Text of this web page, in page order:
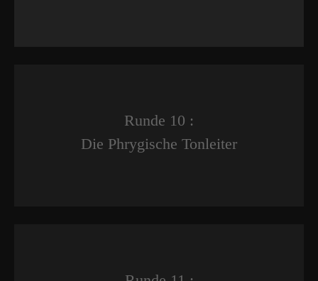
Runde 10 :
Die Phrygische Tonleiter